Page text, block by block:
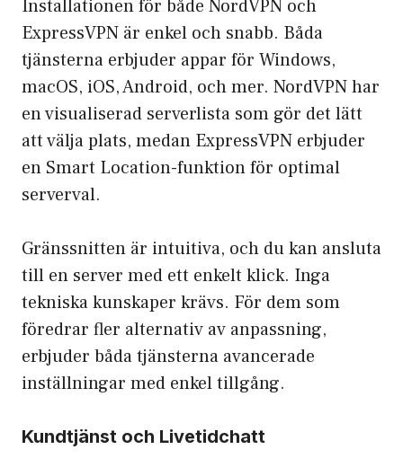
Installationen för både NordVPN och
ExpressVPN är enkel och snabb. Båda
tjänsterna erbjuder appar för Windows,
macOS, iOS, Android, och mer. NordVPN har
en visualiserad serverlista som gör det lätt
att välja plats, medan ExpressVPN erbjuder
en Smart Location-funktion för optimal
serverval.
Gränssnitten är intuitiva, och du kan ansluta
till en server med ett enkelt klick. Inga
tekniska kunskaper krävs. För dem som
föredrar fler alternativ av anpassning,
erbjuder båda tjänsterna avancerade
inställningar med enkel tillgång.
Kundtjänst och Livetidchatt